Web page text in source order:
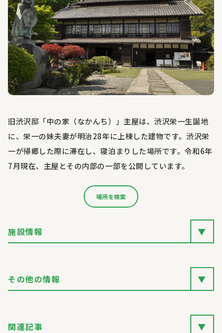
旧渋沢邸「中の家（なかんち）」主屋は、渋沢栄一生誕地
に、栄一の妹夫妻が明治28年に上棟した建物です。渋沢栄
一が帰郷した際に滞在し、寝泊まりした場所です。令和6年
7月現在、主屋とその内部の一部を公開しています。
場所を検索
施設情報 ▼
その他の情報 ▼
関連記事 ▼